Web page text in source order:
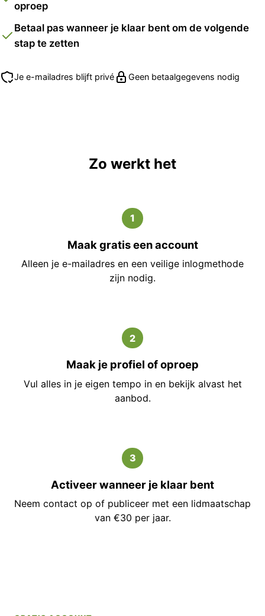
oproep
Betaal pas wanneer je klaar bent om de volgende
stap te zetten
Je e-mailadres blijft privé Geen betaalgegevens nodig
Zo werkt het
1
Maak gratis een account
Alleen je e-mailadres en een veilige inlogmethode
zijn nodig.
2
Maak je profiel of oproep
Vul alles in je eigen tempo in en bekijk alvast het
aanbod.
3
Activeer wanneer je klaar bent
Neem contact op of publiceer met een lidmaatschap
van €30 per jaar.